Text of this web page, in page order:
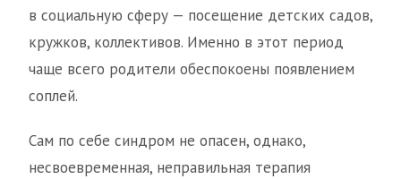
в социальную сферу — посещение детских садов,
кружков, коллективов. Именно в этот период
чаще всего родители обеспокоены появлением
соплей.
Сам по себе синдром не опасен, однако,
несвоевременная, неправильная терапия